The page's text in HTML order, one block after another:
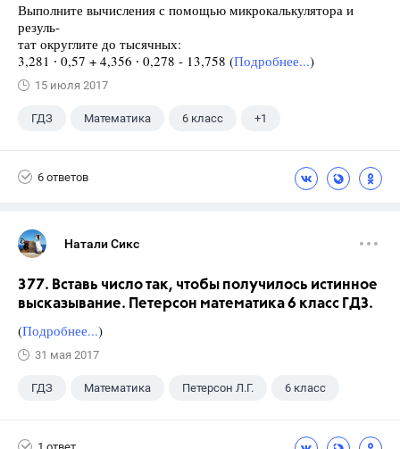
Выполните вычисления с помощью микрокалькулятора и
резуль-
тат округлите до тысячных:
3,281 ∙ 0,57 + 4,356 ∙ 0,278 - 13,758 (Подробнее...)
15 июля 2017
ГДЗ Математика 6 класс +1
6 ответов
Натали Сикс
377. Вставь число так, чтобы получилось истинное
высказывание. Петерсон математика 6 класс ГДЗ.
(Подробнее...)
31 мая 2017
ГДЗ Математика Петерсон Л.Г. 6 класс
1 ответ